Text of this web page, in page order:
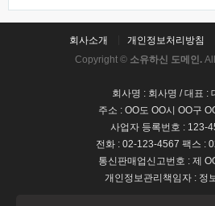
회사소개 개인정보처리방침
Copyright © 소유하신 도메인.
회사명 : 회사명 / 대표 :
주소 : OO도 OO시 OO구
사업자 등록번호 : 123-
전화 : 02-123-4567 팩스 :
통신판매업신고번호 : 제
개인정보관리책임자 : 정